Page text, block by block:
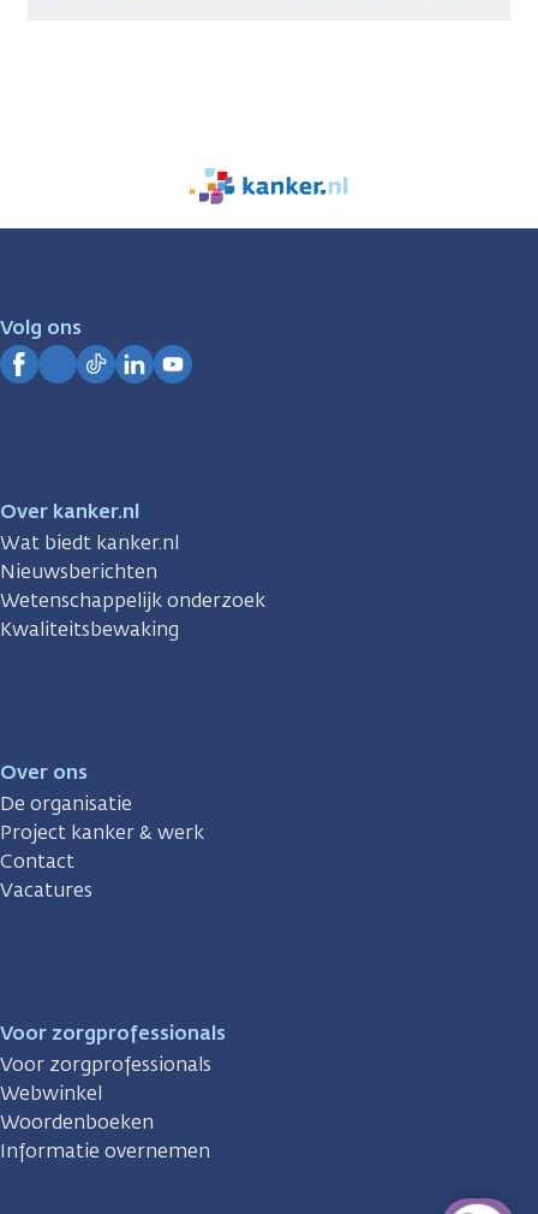
We
zijn
Volg ons
Over kanker.nl
Wat biedt kanker.nl
Nieuwsberichten
Wetenschappelijk onderzoek
Kwaliteitsbewaking
Over ons
De organisatie
Project kanker & werk
Contact
Vacatures
Voor zorgprofessionals
Voor zorgprofessionals
Webwinkel
Woordenboeken
Informatie overnemen